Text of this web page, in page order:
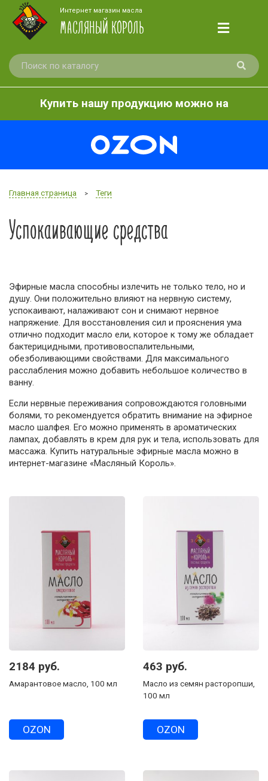
Интернет магазин масла
МАСЛЯНЫЙ КОРОЛЬ
Купить нашу продукцию можно на
Главная страница > Теги
Успокаивающие средства
Эфирные масла способны излечить не только тело, но и
душу. Они положительно влияют на нервную систему,
успокаивают, налаживают сон и снимают нервное
напряжение. Для восстановления сил и прояснения ума
отлично подходит масло ели, которое к тому же обладает
бактерицидными, противовоспалительными,
обезболивающими свойствами. Для максимального
расслабления можно добавить небольшое количество в
ванну.
Если нервные переживания сопровождаются головными
болями, то рекомендуется обратить внимание на эфирное
масло шалфея. Его можно применять в ароматических
лампах, добавлять в крем для рук и тела, использовать для
массажа. Купить натуральные эфирные масла можно в
интернет-магазине «Масляный Король».
2184 руб.
Амарантовое масло, 100 мл
OZON
463 руб.
Масло из семян расторопши,
100 мл
OZON